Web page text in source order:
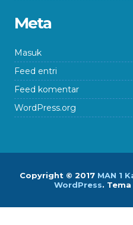
Meta
Masuk
Feed entri
Feed komentar
WordPress.org
Copyright © 2017 MAN 1
WordPress.